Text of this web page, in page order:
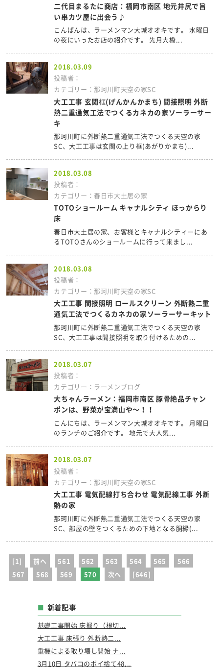
二代目まるたに商店：福岡市南区 地元井尻で旨
い串カツ屋に出会う♪
こんばんは、ラーメンマン大城オオキです。 水曜日
の夜にいったお店の紹介です。 先月大橋...
2018.03.09
投稿者：
カテゴリー：那珂川町天空の家SC
大工工事 玄関框(げんかんかまち) 間接照明 外断
熱二重通気工法でつくるカネカの家ソーラーサー
キ
那珂川町に外断熱二重通気工法でつくる天空の家
SC、大工工事は玄関の上り框(あがりかまち)...
2018.03.08
投稿者：
カテゴリー：春日市大土居の家
TOTOショールーム キャナルシティ ほっからり
床
春日市大土居の家、お客様とキャナルシティーにあ
るTOTOさんのショールームに行って来まし...
2018.03.08
投稿者：
カテゴリー：那珂川町天空の家SC
大工工事 間接照明 ロールスクリーン 外断熱二重
通気工法でつくるカネカの家ソーラーサーキット
那珂川町に外断熱二重通気工法でつくる天空の家
SC、大工工事は間接照明を取り付けるための...
2018.03.07
投稿者：
カテゴリー：ラーメンブログ
大ちゃんラーメン：福岡市南区 豚骨絶品チャン
ポンは、野菜が宝満山や～！！
こんにちは、ラーメンマン大城オオキです。 月曜日
のランチのご紹介です。 地元で大人気...
2018.03.07
投稿者：
カテゴリー：那珂川町天空の家SC
大工工事 電気配線打ち合わせ 電気配線工事 外断
熱の家
那珂川町に外断熱二重通気工法でつくる天空の家
SC、部屋の壁をつくるための下地となる胴縁(...
[1] 前へ 561 562 563 564 565
566
567
568 569 570 次へ [646]
新着記事
基礎工事開始 床掘り（根切...
大工工事 床張り 外断熱二...
重機による取り壊し開始 ナ...
3月10日 タバコのポイ捨て48...